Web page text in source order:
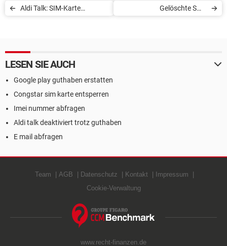
Aldi Talk: SIM-Karte
Gelöschte SMS
LESEN SIE AUCH
Google play guthaben erstatten
Congstar sim karte entsperren
Imei nummer abfragen
Aldi talk deaktiviert trotz guthaben
E mail abfragen
Team AGB Datenschutz Kontakt
Impressum
Cookie-Verwaltung
www.recht-finanzen.de